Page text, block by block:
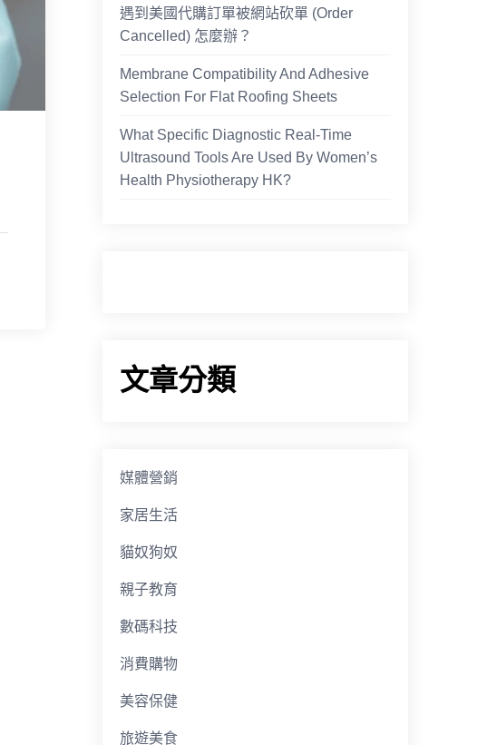
遇到美國代購訂單被網站砍單 (Order
Cancelled) 怎麼辦？
Membrane Compatibility And Adhesive
Selection For Flat Roofing Sheets
What Specific Diagnostic Real-Time
Ultrasound Tools Are Used By Women’s
Health Physiotherapy HK?
文章分類
媒體營銷
家居生活
貓奴狗奴
親子教育
數碼科技
消費購物
美容保健
旅遊美食